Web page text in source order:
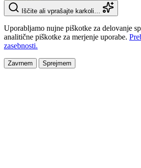
Iščite ali vprašajte karkoli…
Uporabljamo nujne piškotke za delovanje
analitične piškotke za merjenje uporabe.
zasebnosti.
Zavrnem Sprejmem